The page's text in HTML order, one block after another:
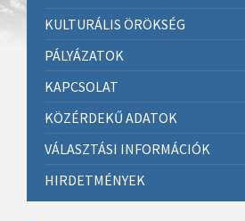
KULTURÁLIS ÖRÖKSÉG
PÁLYÁZATOK
KAPCSOLAT
KÖZÉRDEKŰ ADATOK
VÁLASZTÁSI INFORMÁCIÓK
HIRDETMÉNYEK